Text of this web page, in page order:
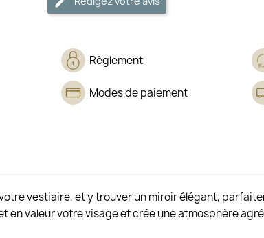
Règlement
Modes de paiement
vestiaire, et y trouver un miroir élégant,
en valeur votre visage et crée une atmosphère